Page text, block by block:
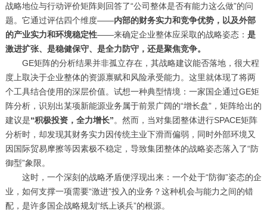
战略地位与行动评价矩阵则回答了“公司整体是否有能力这么做”的问
题。它通过评估四个维度——内部的财务实力和竞争优势，以及外部
的产业实力和环境稳定性——来确定企业整体应采取的战略姿态： 是
激进扩张、是稳健保守、是全力防守，还是聚焦竞争。
GE矩阵的分析结果并非孤立存在，其战略建议能否落地，很大程
度上取决于企业整体的资源禀赋和风险承受能力。这里就体现了将两
个工具结合使用的深层价值。试想一种典型情境：一家国企通过GE矩
阵分析，识别出某项新能源业务属于前景广阔的“增长盘”，矩阵给出的
建议是“积极投资，全力增长”。然而，当对集团整体进行SPACE矩阵
分析时，却发现其财务实力因传统主业下滑而偏弱，同时外部环境又
因国际贸易摩擦等因素极不稳定，导致集团整体的战略姿态落入了“防
御型”象限。
这时，一个深刻的战略矛盾便浮现出来：一个处于“防御”姿态的企
业，如何支撑一项需要“激进”投入的业务？这种机会与能力之间的错
配，是许多国企战略规划“纸上谈兵”的根源。